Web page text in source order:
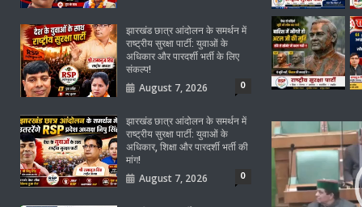
झारखंड छात्र आंदोलन के समर्थन में
राष्ट्रीय सुरक्षा पार्टी: युवाओं के
अधिकार और पारदर्शी भर्ती के लिए
संकल्प!
August 7, 2026 0
झारखंड छात्र आंदोलन के समर्थन में
राष्ट्रीय सुरक्षा पार्टी: युवाओं के
अधिकार, शिक्षा और पारदर्शी भर्ती की
मांग!
August 7, 2026 0
Video
Player